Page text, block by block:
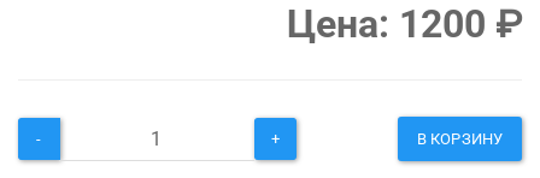
Цена: 1200 ₽
- + В КОРЗИНУ